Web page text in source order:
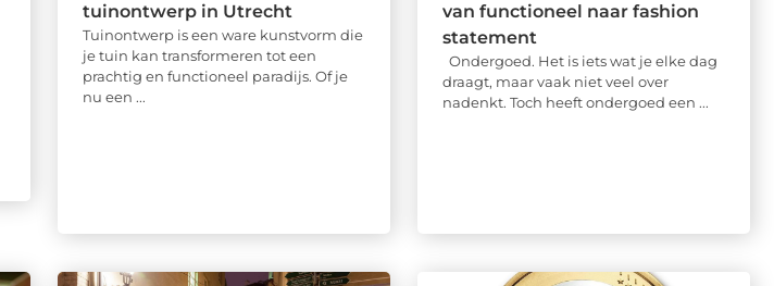
tuinontwerp in Utrecht
Tuinontwerp is een ware kunstvorm die
je tuin kan transformeren tot een
prachtig en functioneel paradijs. Of je
nu een ...
van functioneel naar fashion
statement
Ondergoed. Het is iets wat je elke dag
draagt, maar vaak niet veel over
nadenkt. Toch heeft ondergoed een ...